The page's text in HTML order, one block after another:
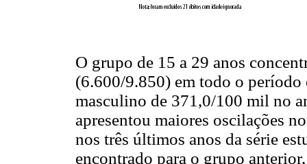
O grupo de 15 a 29 anos
(6.600/9.850) em todo o período
masculino de 371,0/100 mil no
apresentou maiores oscilações
nos três últimos anos da série
encontrado para o grupo